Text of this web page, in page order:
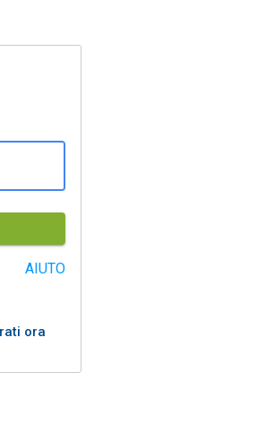
AIUTO
ora